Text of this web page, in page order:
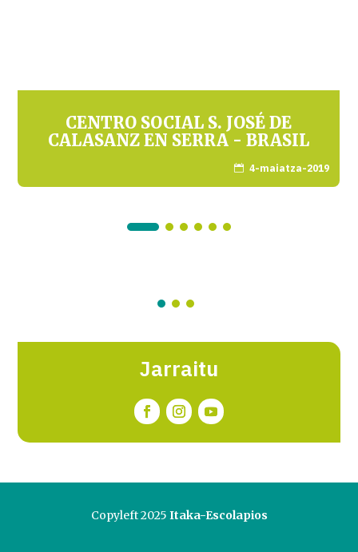
CENTRO SOCIAL S. JOSÉ DE
CALASANZ EN SERRA - BRASIL
 4-maiatza-2019
Jarraitu
Copyleft 2025 Itaka-Escolapios